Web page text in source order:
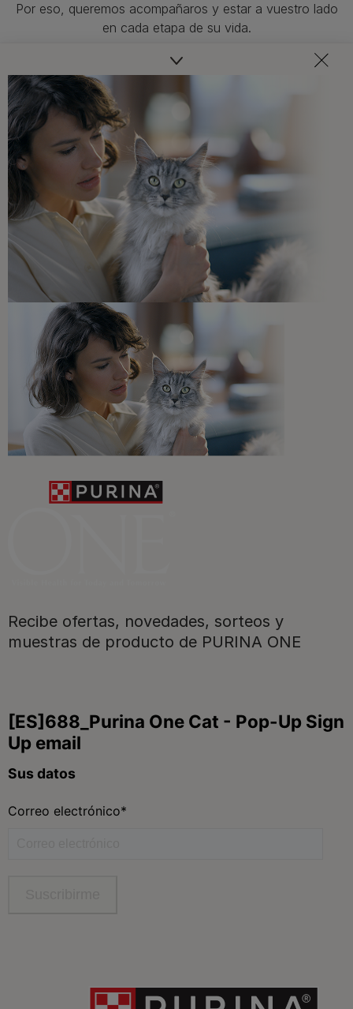
Por eso, queremos acompañaros y estar a vuestro lado
en cada etapa de su vida.​
Consejos adaptados a las necesidades de tu mascota,
recomendaciones sobre su salud y bienestar ¡y
novedades cada mes!
Veterinarios, nutricionistas y expertos en perros y gatos
para resolver todas tus dudas.​
Promociones, concursos, descuentos y ofertas de
todas nuestras marcas.​
¡No te lo pierdas, únete a Purina y empieza
Registrarme ahora​
Recibe ofertas, novedades, sorteos y
muestras de producto de PURINA ONE
Purina
Para nuestros socios
Contacta con Purina